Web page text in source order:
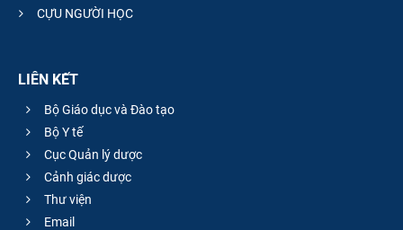
CỰU NGƯỜI HỌC
LIÊN KẾT
Bộ Giáo dục và Đào tạo
Bộ Y tế
Cục Quản lý dược
Cảnh giác dược
Thư viện
Email